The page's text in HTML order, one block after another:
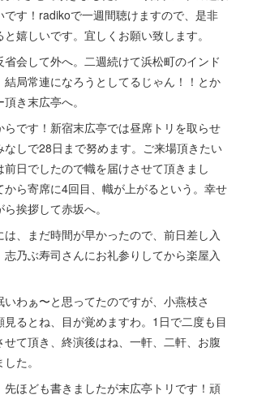
です！radikoで一週間聴けますので、是非
嬉しいです。宜しくお願い致します。
省会して外へ。二週続けて浜松町のインド
結局常連になろうとしてるじゃん！！とか
き末広亭へ。
らです！新宿末広亭では昼席トリを取らせ
なしで28日まで努めます。ご来場頂きたい
日でしたので幟を届けさせて頂きまし
から寄席に4回目、幟が上がるという。幸せ
挨拶して赤坂へ。
、まだ時間が早かったので、前日差し入
乃ぶ寿司さんにお礼参りしてから楽屋入
わぁ〜と思ってたのですが、小燕枝さ
見るとね、目が覚めますわ。1日で二度も目
て頂き、終演後はね、一軒、二軒、お腹
た。
先ほども書きましたが末広亭トリです！頑